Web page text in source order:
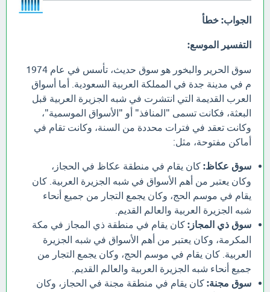
الجواب: خطأ
التفسير الموسع:
سوق الحرير والبخور هو سوق حديث، تأسس في عام 1974
م في مدينة جدة في المملكة العربية السعودية. أما أسواق
العرب القديمة التي انتشرت في شبه الجزيرة العربية قبل
البعثة، فكانت تسمى "المنافذ" أو "الأسواق الموسمية"،
وكانت تعقد في فترات محددة من السنة، وكانت تقام في
أماكن مفتوحة، مثل:
سوق عكاظ: كان يقام في منطقة عكاظ في الحجاز،
وكان يعتبر من أهم الأسواق في شبه الجزيرة العربية. كان
يقام في موسم الحج، وكان يجمع التجار من جميع أنحاء
شبه الجزيرة العربية والعالم القديم.
سوق ذي المجاز: كان يقام في منطقة ذي المجاز في مكة
المكرمة، وكان يعتبر من أهم الأسواق في شبه الجزيرة
العربية. كان يقام في موسم الحج، وكان يجمع التجار من
جميع أنحاء شبه الجزيرة العربية والعالم القديم.
سوق مجنة: كان يقام في منطقة مجنة في الحجاز، وكان